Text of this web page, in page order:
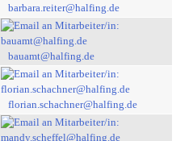
barbara.reiter@halfing.de
bauamt@halfing.de
florian.schachner@halfing.de